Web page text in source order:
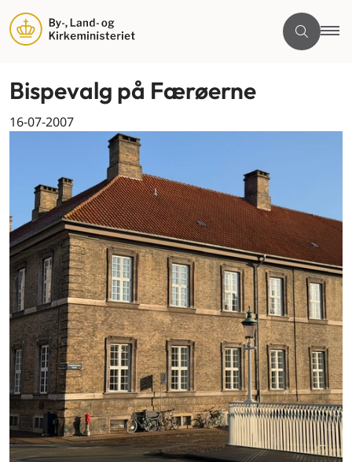
Bispevalg på Færøerne
16-07-2007